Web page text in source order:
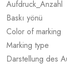
Aufdruck_Anzahl
Baskı yönü
Color of marking
Marking type
Darstellung des